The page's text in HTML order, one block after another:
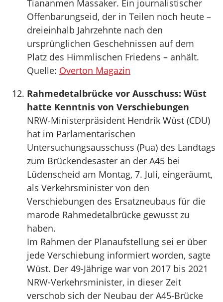
Tiananmen Massaker. Ein journalistischer
Offenbarungseid, der in Teilen noch heute –
dreieinhalb Jahrzehnte nach den
ursprünglichen Geschehnissen auf dem
Platz des Himmlischen Friedens – anhält.
Quelle: Overton Magazin
Rahmedetalbrücke vor Ausschuss: Wüst
hatte Kenntnis von Verschiebungen
NRW-Ministerpräsident Hendrik Wüst (CDU)
hat im Parlamentarischen
Untersuchungsausschuss (Pua) des Landtags
zum Brückendesaster an der A45 bei
Lüdenscheid am Montag, 7. Juli, eingeräumt,
als Verkehrsminister von den
Verschiebungen des Ersatzneubaus für die
marode Rahmedetalbrücke gewusst zu
haben.
Im Rahmen der Planaufstellung sei er über
jede Verschiebung informiert worden, sagte
Wüst. Der 49-Jährige war von 2017 bis 2021
NRW-Verkehrsminister, in dieser Zeit
verschob sich der Neubau der A45-Brücke